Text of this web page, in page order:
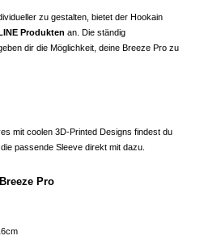
zu gestalten, bietet der Hookain
Produkten an. Die ständig
dir die Möglichkeit, deine Breeze Pro zu
mit coolen 3D-Printed Designs findest du
passende Sleeve direkt mit dazu.
Pro